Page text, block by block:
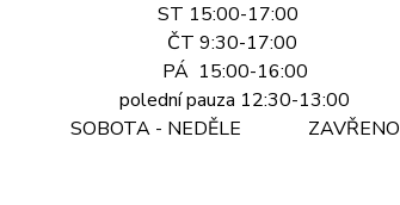
ST 15:00-17:00
ČT 9:30-17:00
PÁ 15:00-16:00
polední pauza 12:30-13:00
SOBOTA - NEDĚLE ZAVŘENO